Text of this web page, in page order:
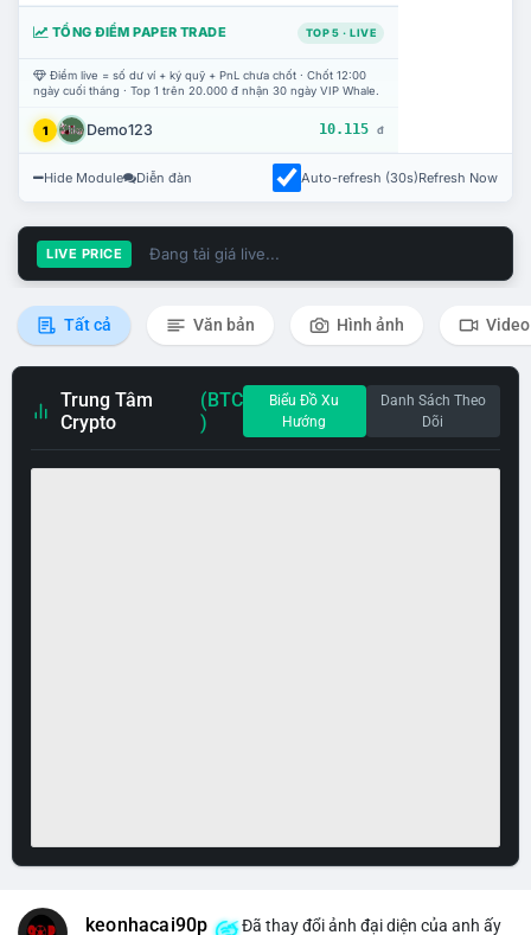
TỔNG ĐIỂM PAPER TRADE TOP 5 · LIVE
Điểm live = số dư ví + ký quỹ + PnL chưa chốt · Chốt 12:00
ngày cuối tháng · Top 1 trên 20.000 đ nhận 30 ngày VIP Whale.
1 Demo123 10.115 đ
Hide Module Diễn đàn Auto-refresh (30s)Refresh Now
LIVE PRICE Đang tải giá live...
Tất cả Văn bản Hình ảnh Video
Trung Tâm
Crypto
(BTC
)
Biểu Đồ Xu
Hướng
Danh Sách Theo
Dõi
keonhacai90p Đã thay đổi ảnh đại diện của anh ấy